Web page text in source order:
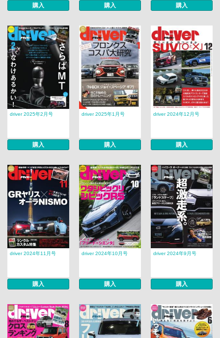
購入 購入 購入
driver 2025年2月号
購入
driver 2025年1月号
購入
driver 2024年12月号
購入
driver 2024年11月号
購入
driver 2024年10月号
購入
driver 2024年9月号
購入